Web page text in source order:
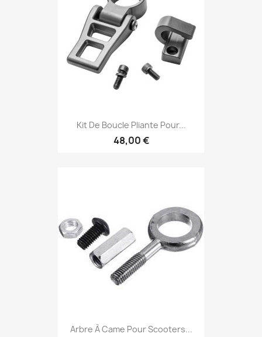
Kit De Boucle Pliante Pour...
48,00 €
Arbre À Came Pour Scooters...